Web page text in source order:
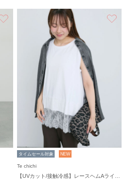
タイムセール対象 NEW
Te chichi